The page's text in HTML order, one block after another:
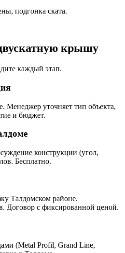
подгонка ската.
крышу
каждый этап.
Менеджер уточняет тип объекта,
и бюджет.
конструкции (угол,
Бесплатно.
Талдомском районе.
Договор с фиксированной ценой.
(Metal Profil, Grand Line,